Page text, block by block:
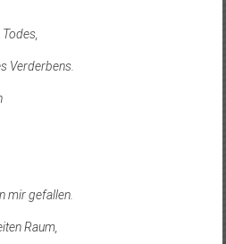
Verderbens.
mir gefallen.
Raum,